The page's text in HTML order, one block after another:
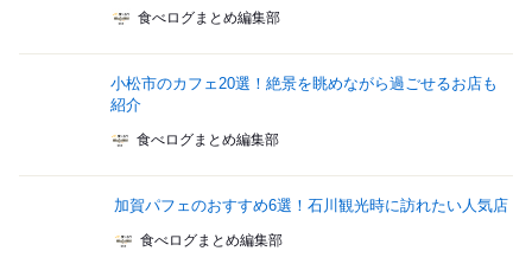
食べログまとめ編集部
小松市のカフェ20選！絶景を眺めながら過ごせるお店も
紹介
食べログまとめ編集部
加賀パフェのおすすめ6選！石川観光時に訪れたい人気店
食べログまとめ編集部